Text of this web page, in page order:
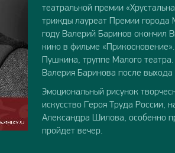
театральной премии
трижды лауреат Премии города
году Валерий Баринов окончил
кино в фильме
Пушкина, труппе Малого
Валерия Баринова после выхода
Эмоциональный рисунок
искусство Героя Труда России,
Александра Шилова, особенно
пройдет вечер.